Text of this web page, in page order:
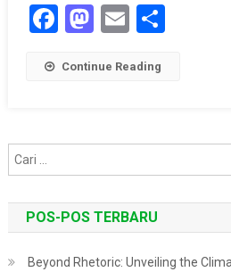
Facebook
Mastodon
EmailShare
Continue Reading
POS-POS TERBARU
Beyond Rhetoric: Unveiling the